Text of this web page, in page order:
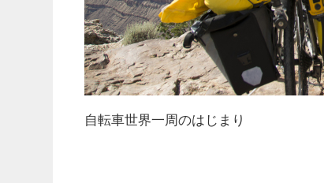
自転車世界一周のはじまり